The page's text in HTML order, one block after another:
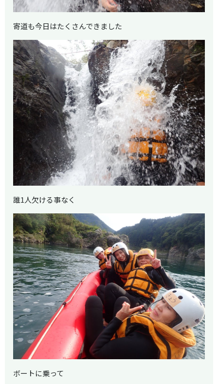
寄道も今日はたくさんできました
誰1人欠ける事なく
ボートに乗って